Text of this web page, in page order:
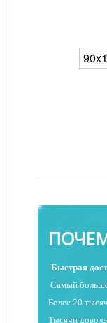
Быстрая
Самый
Более 20
Тысячи